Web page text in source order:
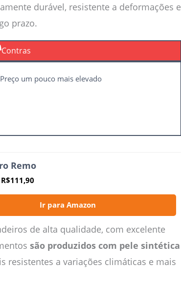
durável, resistente a deformações e
prazo.
Contras
Preço um pouco mais elevado
Remo
Ir para Amazon
de alta qualidade, com excelente
são produzidos com pele sintética
resistentes a variações climáticas e mais